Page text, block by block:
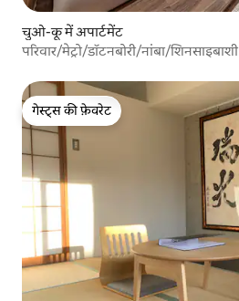
चुओ-कू में अपार्टमेंट
परिवार/मेट्रो/डॉटनबोरी/नांबा/शिनसाइबाशी
गेस्ट्स की फ़ेवरेट
गेस्ट्स की फ़ेवरेट